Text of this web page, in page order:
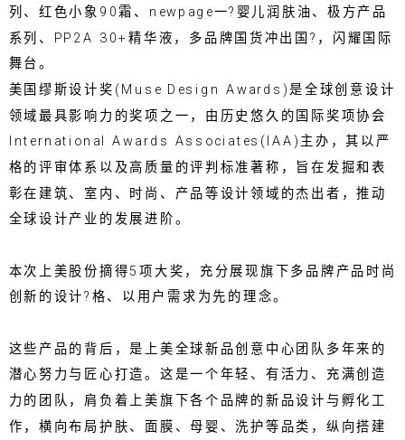
列、红色小象90霜、newpage一?婴儿润肤油、极方产品
系列、PP2A 30+精华液，多品牌国货冲出国?，闪耀国际
舞台。
美国缪斯设计奖(Muse Design Awards)是全球创意设计
领域最具影响力的奖项之一，由历史悠久的国际奖项协会
International Awards Associates(IAA)主办，其以严
格的评审体系以及高质量的评判标准著称，旨在发掘和表
彰在建筑、室内、时尚、产品等设计领域的杰出者，推动
全球设计产业的发展进阶。
本次上美股份摘得5项大奖，充分展现旗下多品牌产品时尚
创新的设计?格、以用户需求为先的理念。
这些产品的背后，是上美全球新品创意中心团队多年来的
潜心努力与匠心打造。这是一个年轻、有活力、充满创造
力的团队，肩负着上美旗下各个品牌的新品设计与孵化工
作，横向布局护肤、面膜、母婴、洗护等品类，纵向搭建